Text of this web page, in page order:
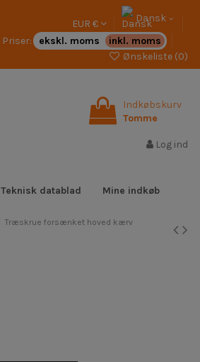
EUR €
Dansk
Priser:
ekskl. moms
inkl. moms
Ønskeliste (0)
Indkøbskurv
Tomme
Log ind
Teknisk datablad Mine indkøb
Træskrue forsænket hoved kærv